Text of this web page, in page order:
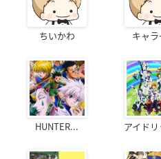
ちいかわ キャ
HUNTER... アイド